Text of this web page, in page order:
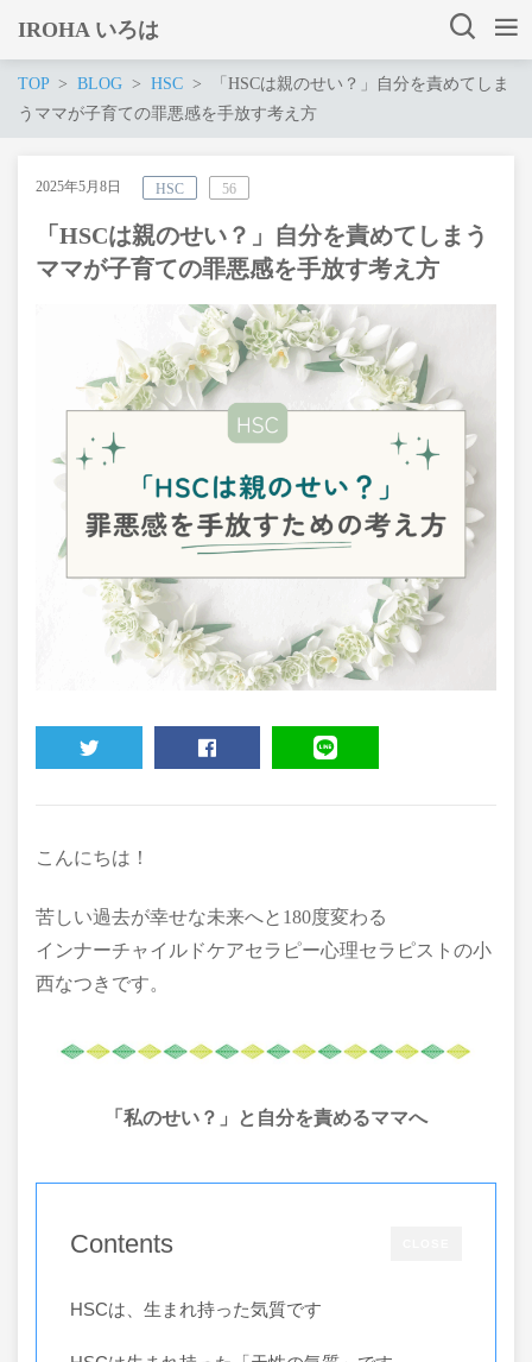
IROHA いろは
TOP BLOG HSC
「HSCは親のせい？」自分を責めてしま
うママが子育ての罪悪感を手放す考え方
2025年5月8日 HSC 56
「HSCは親のせい？」自分を責めてしまう
ママが子育ての罪悪感を手放す考え方
こんにちは！
苦しい過去が幸せな未来へと180度変わる
インナーチャイルドケアセラピー心理セラピストの小
西なつきです。
「私のせい？」と自分を責めるママへ
Contents
HSCは、生まれ持った気質です